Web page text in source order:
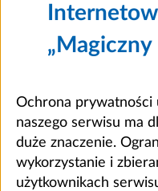
„Magiczny
Ochrona prywatności
naszego serwisu ma
duże znaczenie.
wykorzystanie i
użytkownikach